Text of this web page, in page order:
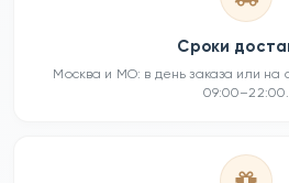
Сроки
Москва и МО: в день заказа или
09:00–22:00.